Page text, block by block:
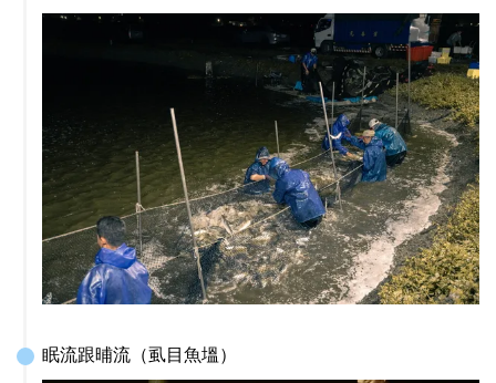
眠流跟晡流（虱目魚塭）